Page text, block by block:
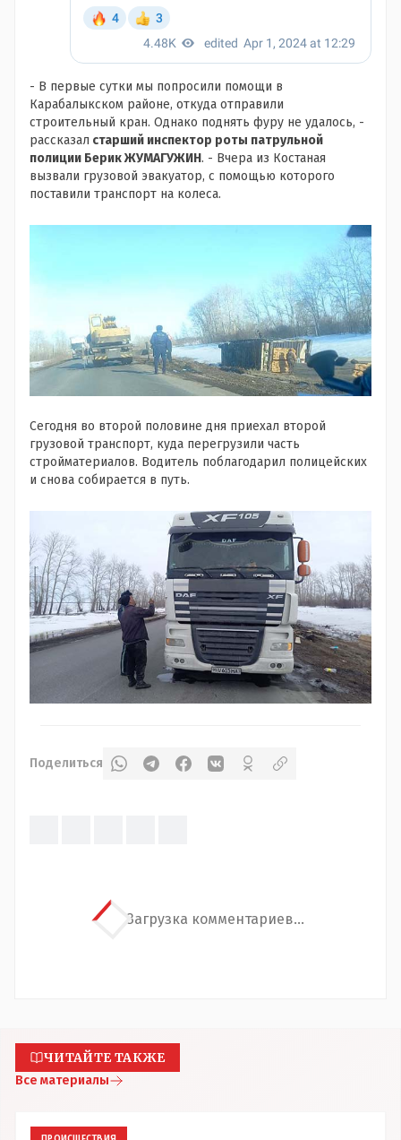
- В первые сутки мы попросили помощи в
Карабалыкском районе, откуда отправили
строительный кран. Однако поднять фуру не удалось, -
рассказал старший инспектор роты патрульной
полиции Берик ЖУМАГУЖИН. - Вчера из Костаная
вызвали грузовой эвакуатор, с помощью которого
поставили транспорт на колеса.
Сегодня во второй половине дня приехал второй
грузовой транспорт, куда перегрузили часть
стройматериалов. Водитель поблагодарил полицейских
и снова собирается в путь.
Поделиться
Загрузка комментариев...
ЧИТАЙТЕ ТАКЖЕ
Все материалы